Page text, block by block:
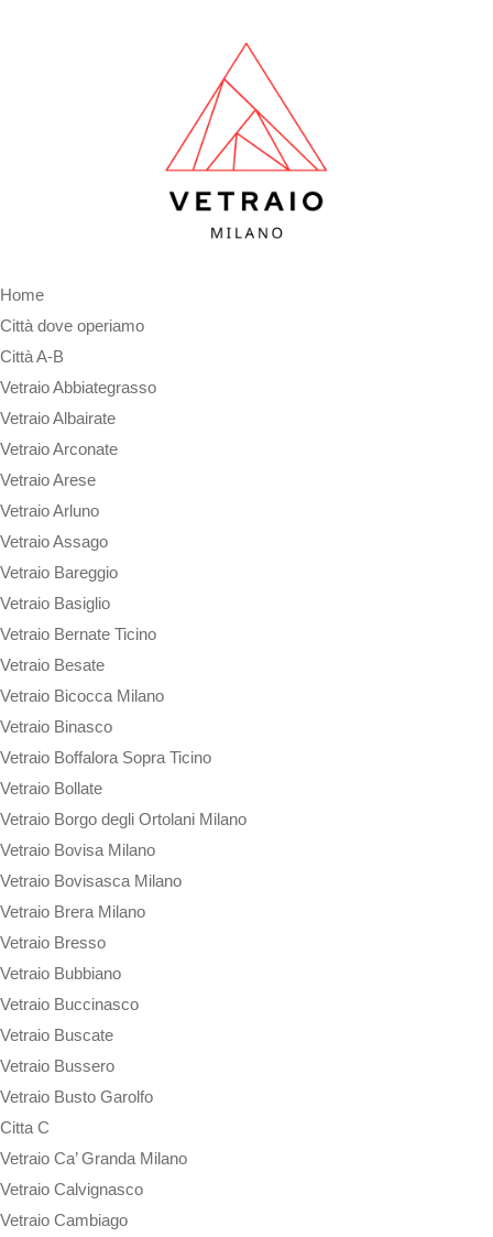
Home
Città dove operiamo
Città A-B
Vetraio Abbiategrasso
Vetraio Albairate
Vetraio Arconate
Vetraio Arese
Vetraio Arluno
Vetraio Assago
Vetraio Bareggio
Vetraio Basiglio
Vetraio Bernate Ticino
Vetraio Besate
Vetraio Bicocca Milano
Vetraio Binasco
Vetraio Boffalora Sopra Ticino
Vetraio Bollate
Vetraio Borgo degli Ortolani Milano
Vetraio Bovisa Milano
Vetraio Bovisasca Milano
Vetraio Brera Milano
Vetraio Bresso
Vetraio Bubbiano
Vetraio Buccinasco
Vetraio Buscate
Vetraio Bussero
Vetraio Busto Garolfo
Citta C
Vetraio Ca’ Granda Milano
Vetraio Calvignasco
Vetraio Cambiago